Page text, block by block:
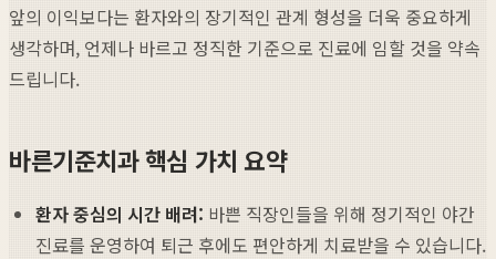
앞의 이익보다는 환자와의 장기적인 관계 형성을 더욱 중요하게
생각하며, 언제나 바르고 정직한 기준으로 진료에 임할 것을 약속
드립니다.
바른기준치과 핵심 가치 요약
환자 중심의 시간 배려: 바쁜 직장인들을 위해 정기적인 야간
진료를 운영하여 퇴근 후에도 편안하게 치료받을 수 있습니다.